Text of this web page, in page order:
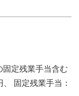
定残業手当含む
固定残業手当：